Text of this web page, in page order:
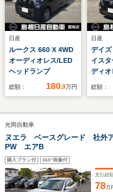
日産
ルークス 660 X 4WD
オーディオレス/LED
ヘッドランプ
総額： 180.9万円
日産
デイ
イス
ディオ
ドビ
総額：
光岡自動車
ヌエラ ベースグレード 社
PW エアB
購入プラン付 360°画像付
支払総
78万